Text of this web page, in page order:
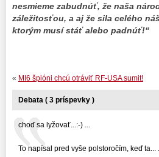
nesmieme zabudnúť, že naša
záležitosťou, a aj že sila celého
ktorým musí stáť alebo padnúť!“
« MI6 špióni chcú otráviť RF-USA sumit!
Debata ( 3 príspevky )
choď sa lyžovať...:-) ...
To napísal pred vyše polstoročím, keď ta... ...